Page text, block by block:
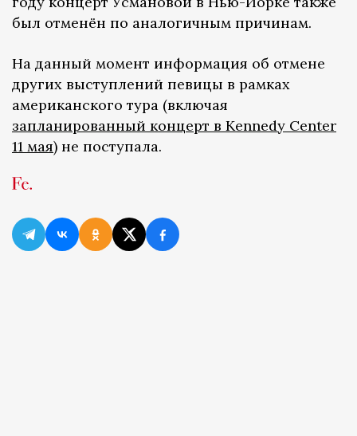
был отменён по аналогичным причинам.
На данный момент информация об отмене
других выступлений певицы в рамках
американского тура (включая
запланированный концерт в Kennedy Center
11 мая) не поступала.